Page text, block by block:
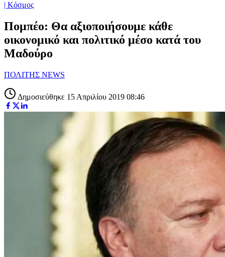
| Κόσμος
Πομπέο: Θα αξιοποιήσουμε κάθε
οικονομικό και πολιτικό μέσο κατά του
Μαδούρο
ΠΟΛΙΤΗΣ NEWS
Δημοσιεύθηκε 15 Απριλίου 2019 08:46